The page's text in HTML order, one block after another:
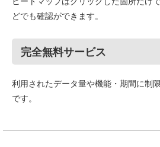
どでも確認ができます。
完全無料サービス
利用されたデータ量や機能・期間に制
です。